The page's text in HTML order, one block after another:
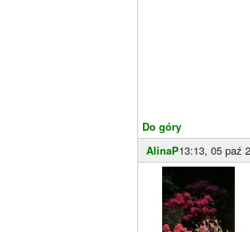
Do góry
AlinaP13:13, 05 paź